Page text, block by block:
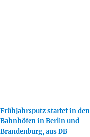
Frühjahrsputz startet in den
Bahnhöfen in Berlin und
Brandenburg, aus DB